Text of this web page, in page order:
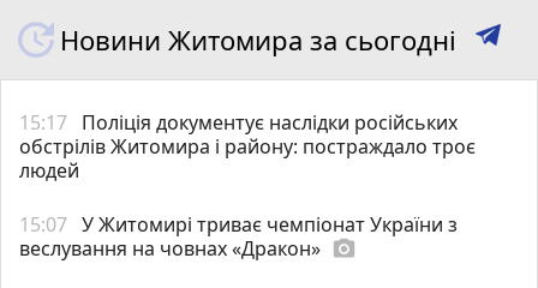
Новини Житомира за сьогодні
15:17 Поліція документує наслідки російських
обстрілів Житомира і району: постраждало троє
людей
15:07 У Житомирі триває чемпіонат України з
веслування на човнах «Дракон» photo_camera